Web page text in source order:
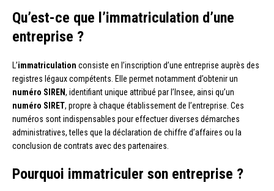
Qu’est-ce que l’immatriculation d’une
entreprise ?
L’immatriculation consiste en l’inscription d’une entreprise auprès des
registres légaux compétents. Elle permet notamment d’obtenir un
numéro SIREN, identifiant unique attribué par l’Insee, ainsi qu’un
numéro SIRET, propre à chaque établissement de l’entreprise. Ces
numéros sont indispensables pour effectuer diverses démarches
administratives, telles que la déclaration de chiffre d’affaires ou la
conclusion de contrats avec des partenaires.
Pourquoi immatriculer son entreprise ?